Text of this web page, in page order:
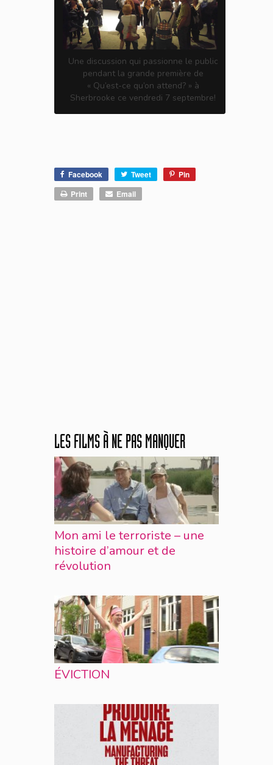
Une discussion qui passionne le public
pendant la grande première de
« Qu’est-ce qu’on attend? » à
Sherbrooke ce vendredi 7 septembre!
Facebook Tweet
Pin
Print
Email
LES FILMS À NE PAS MANQUER
Mon ami le terroriste – une
histoire d’amour et de
révolution
ÉVICTION